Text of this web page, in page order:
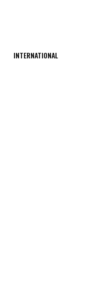
INTERNATIONAL